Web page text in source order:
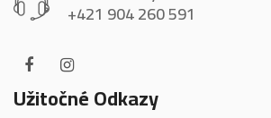
+421 904 260 591
Užitočné Odkazy